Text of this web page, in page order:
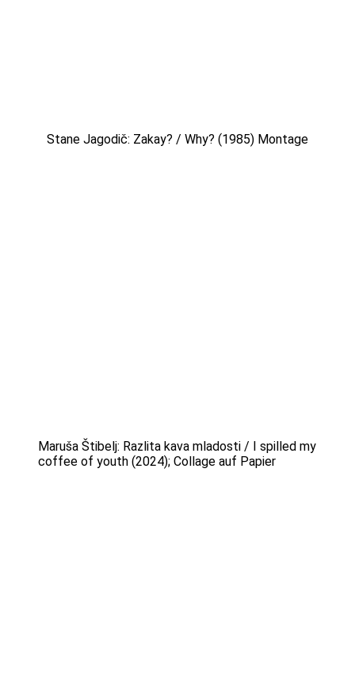
Stane Jagodič: Zakay? / Why? (1985) Montage
Maruša Štibelj: Razlita kava mladosti / I spilled my
coffee of youth (2024); Collage auf Papier